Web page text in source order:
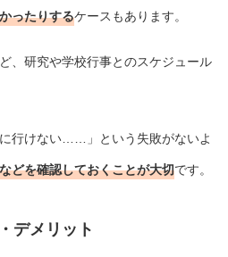
ったりするケースもあります。
、研究や学校行事とのスケジュール
に行けない……」という失敗がないよ
どを確認しておくことが大切です。
デメリット